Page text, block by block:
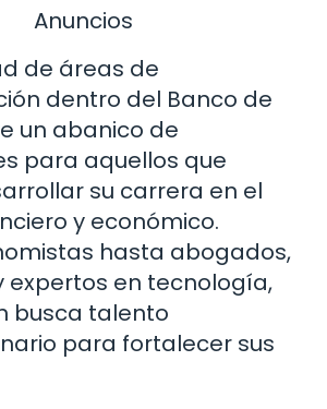
Anuncios
de áreas de
dentro del Banco de
un abanico de
para aquellos que
su carrera en el
y económico.
hasta abogados,
expertos en tecnología,
busca talento
para fortalecer sus